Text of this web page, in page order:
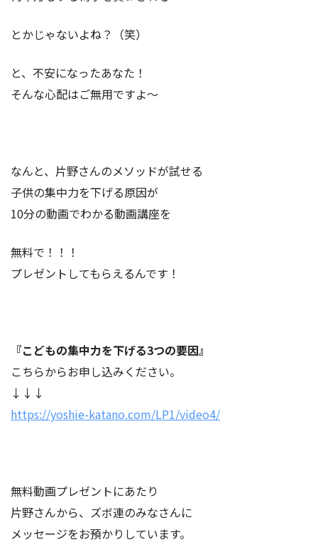
とかじゃないよね？（笑）
と、不安になったあなた！
そんな心配はご無用ですよ～
なんと、片野さんのメソッドが試せる
子供の集中力を下げる原因が
10分の動画でわかる動画講座を
無料で！！！
プレゼントしてもらえるんです！
『こどもの集中力を下げる3つの要因』
こちらからお申し込みください。
↓↓↓
https://yoshie-katano.com/LP1/video4/
無料動画プレゼントにあたり
片野さんから、ズボ連のみなさんに
メッセージをお預かりしています。